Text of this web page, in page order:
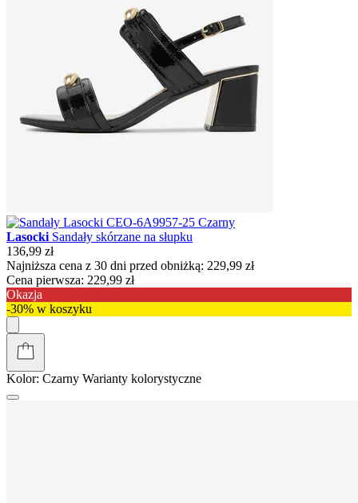
Lasocki Sandały skórzane na słupku
136,99 zł
Najniższa cena z 30 dni przed obniżką: 229,99 zł
Cena pierwsza: 229,99 zł
Okazja
-30% w koszyku
Kolor: Czarny Warianty kolorystyczne